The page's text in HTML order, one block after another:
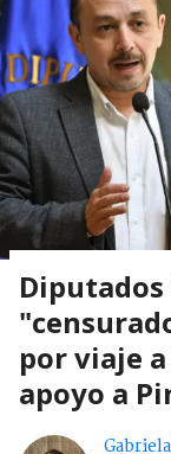
Diputados
por viaje
apoyo a